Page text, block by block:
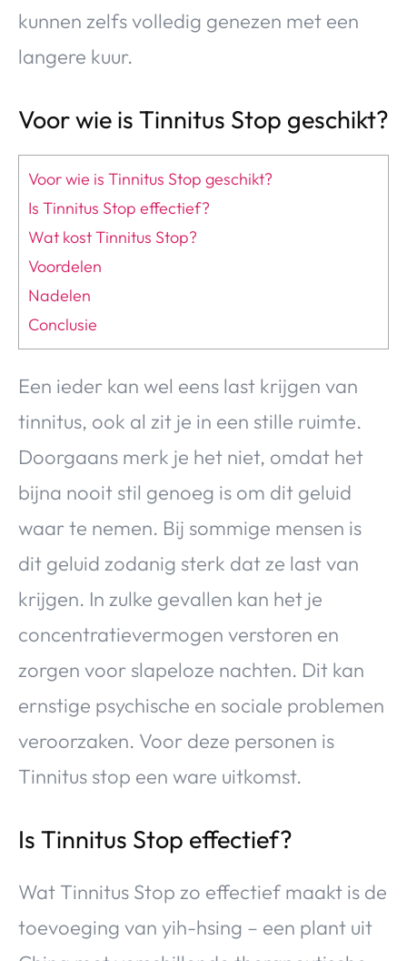
kunnen zelfs volledig genezen met een
langere kuur.
Voor wie is Tinnitus Stop geschikt?
Voor wie is Tinnitus Stop geschikt?
Is Tinnitus Stop effectief?
Wat kost Tinnitus Stop?
Voordelen
Nadelen
Conclusie
Een ieder kan wel eens last krijgen van
tinnitus, ook al zit je in een stille ruimte.
Doorgaans merk je het niet, omdat het
bijna nooit stil genoeg is om dit geluid
waar te nemen. Bij sommige mensen is
dit geluid zodanig sterk dat ze last van
krijgen. In zulke gevallen kan het je
concentratievermogen verstoren en
zorgen voor slapeloze nachten. Dit kan
ernstige psychische en sociale problemen
veroorzaken. Voor deze personen is
Tinnitus stop een ware uitkomst.
Is Tinnitus Stop effectief?
Wat Tinnitus Stop zo effectief maakt is de
toevoeging van yih-hsing – een plant uit